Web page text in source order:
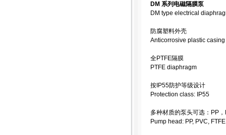
DM 系列电磁隔膜泵
DM type electrical
防腐塑料外壳
Anticorrosive plastic casing
全PTFE隔膜
PTFE diaphragm
按IP55防护等级设计
Protection class: IP55
多种材质的泵头可选：PP
Pump head: PP, PVC,